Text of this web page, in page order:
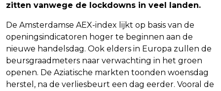
zitten vanwege de lockdowns in veel landen.
De Amsterdamse AEX-index lijkt op basis van de
openingsindicatoren hoger te beginnen aan de
nieuwe handelsdag. Ook elders in Europa zullen de
beursgraadmeters naar verwachting in het groen
openen. De Aziatische markten toonden woensdag
herstel, na de verliesbeurt een dag eerder. Vooral de